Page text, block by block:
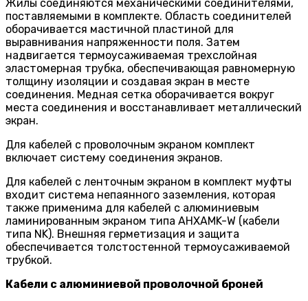
Жилы соединяются механическими соединителями,
поставляемыми в комплекте. Область соединителей
оборачивается мастичной пластиной для
выравнивания напряженности поля. Затем
надвигается термоусаживаемая трехслойная
эластомерная трубка, обеспечивающая равномерную
толщину изоляции и создавая экран в месте
соединения. Медная сетка оборачивается вокруг
места соединения и восстанавливает металлический
экран.
Для кабелей с проволочным экраном комплект
включает систему соединения экранов.
Для кабелей с ленточным экраном в комплект муфты
входит система непаянного заземления, которая
также применима для кабелей с алюминиевым
ламинированным экраном типа AHXAMK-W (кабели
типа NK). Внешняя герметизация и защита
обеспечивается толстостенной термоусаживаемой
трубкой.
Кабели с алюминиевой проволочной броней